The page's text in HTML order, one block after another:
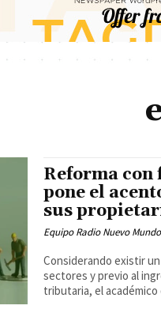
Reforma
pone el
sus
Equipo Radio Nuevo Mundo
Considerando existir
sectores y previo al
tributaria, el académico